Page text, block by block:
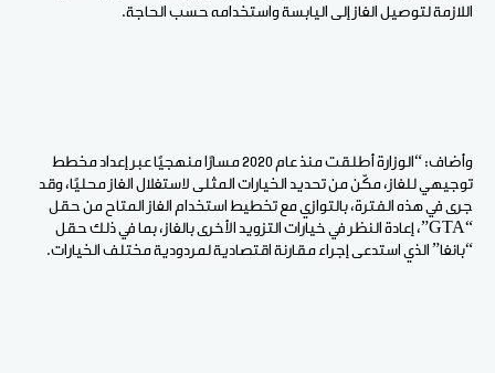
اللازمة لتوصيل الغاز إلى اليابسة واستخدامه حسب الحاجة.
وأضاف: “الوزارة أطلقت منذ عام 2020 مسارًا منهجيًا عبر إعداد مخطط
توجيهي للغاز، مكّن من تحديد الخيارات المثلى لاستغلال الغاز محليًا، وقد
جرى في هذه الفترة، بالتوازي مع تخطيط استخدام الغاز المتاح من حقل
“GTA”، إعادة النظر في خيارات التزويد الأخرى بالغاز، بما في ذلك حقل
“بانغا” الذي استدعى إجراء مقارنة اقتصادية لمردودية مختلف الخيارات.